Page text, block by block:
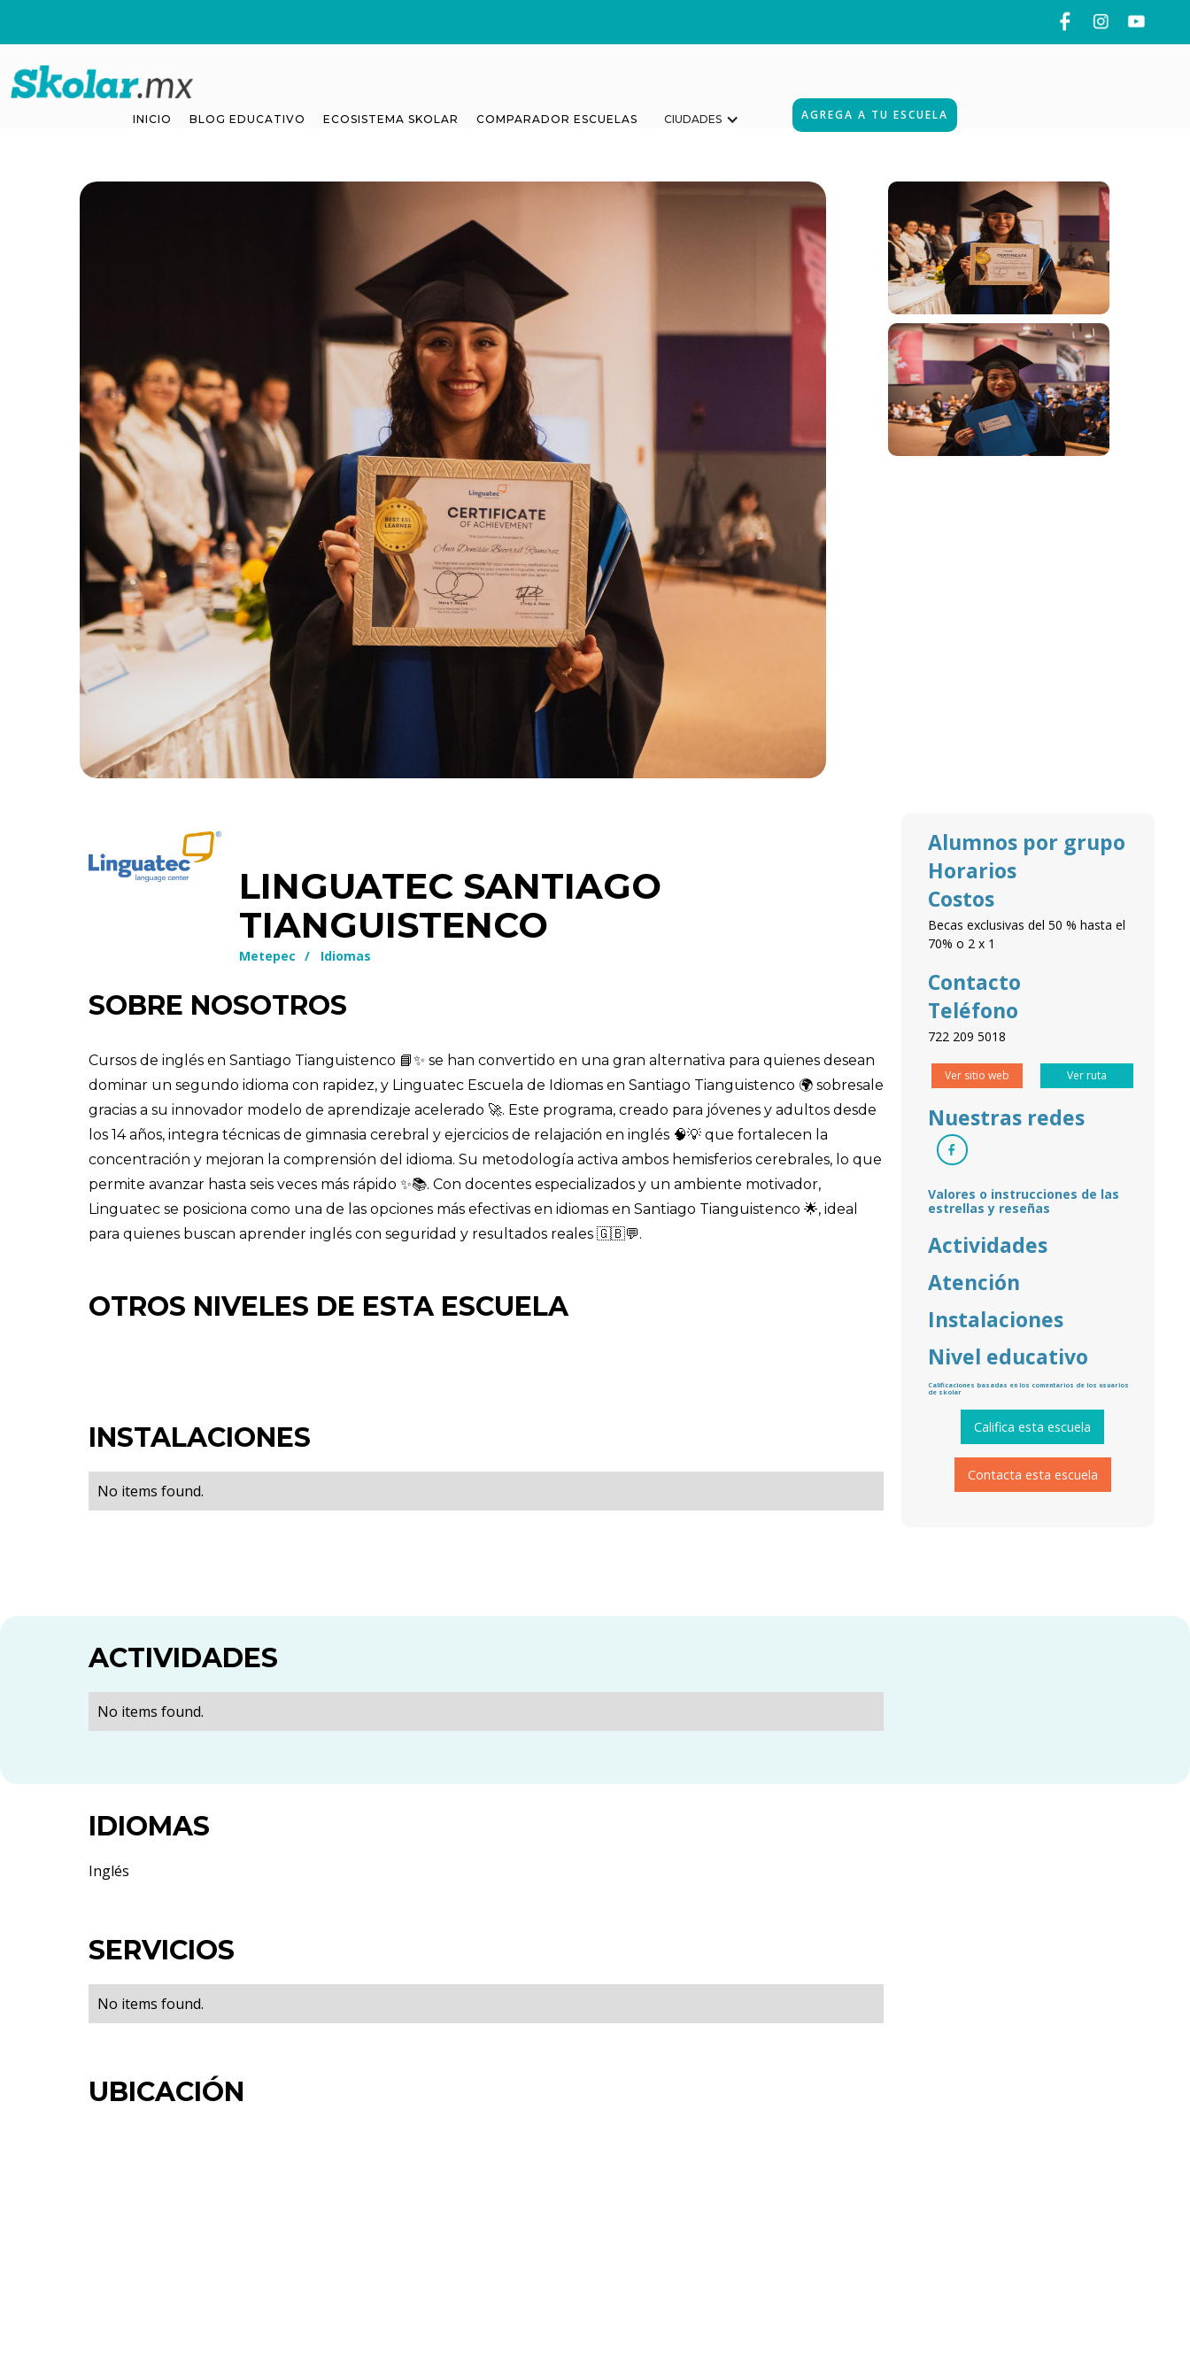
INICIO BLOG EDUCATIVO ECOSISTEMA SKOLAR COMPARADOR ESCUELAS CIUDADES AGREGA A TU ESCUELA
LINGUATEC SANTIAGO
TIANGUISTENCO
Metepec / Idiomas
SOBRE NOSOTROS
Cursos de inglés en Santiago Tianguistenco 📘✨ se han convertido en una gran alternativa para quienes desean
dominar un segundo idioma con rapidez, y Linguatec Escuela de Idiomas en Santiago Tianguistenco 🌍 sobresale
gracias a su innovador modelo de aprendizaje acelerado 🚀. Este programa, creado para jóvenes y adultos desde
los 14 años, integra técnicas de gimnasia cerebral y ejercicios de relajación en inglés 🧠💡 que fortalecen la
concentración y mejoran la comprensión del idioma. Su metodología activa ambos hemisferios cerebrales, lo que
permite avanzar hasta seis veces más rápido ✨📚. Con docentes especializados y un ambiente motivador,
Linguatec se posiciona como una de las opciones más efectivas en idiomas en Santiago Tianguistenco 🌟, ideal
para quienes buscan aprender inglés con seguridad y resultados reales 🇬🇧💬.
OTROS NIVELES DE ESTA ESCUELA
INSTALACIONES
No items found.
Alumnos por grupo
Horarios
Costos
Becas exclusivas del 50 % hasta el
70% o 2 x 1
Contacto
Teléfono
722 209 5018
Ver sitio web Ver ruta
Nuestras redes
Valores o instrucciones de las
estrellas y reseñas
Actividades
Atención
Instalaciones
Nivel educativo
Calificaciones basadas en los comentarios de los usuarios
de skolar
Califica esta escuela
Contacta esta escuela
ACTIVIDADES
No items found.
IDIOMAS
Inglés
SERVICIOS
No items found.
UBICACIÓN